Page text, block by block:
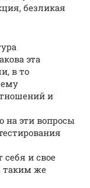
безликая
эта
в то
и
на эти вопросы
и свое
таким же